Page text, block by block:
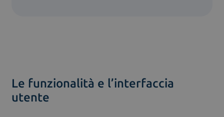
Le funzionalità e l’interfaccia
utente